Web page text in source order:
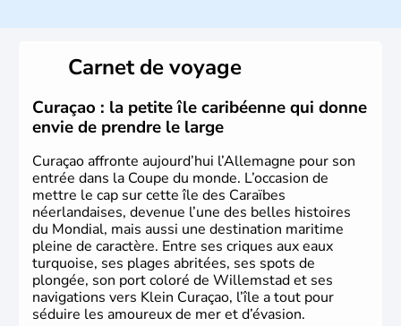
lesquelles bénéficient d'une grande autonomie. Le pays
peut se targuer de grands noms qu'il a vu naître dans tous
les domaines, des arts à la politique en passant par la
philosophie. Hertz, Gutenberg, Heidegger, Thomas Mann,
Herman Hesse ou bien Hegel en font partie.
Carnet de voyage
Curaçao : la petite île caribéenne qui donne
envie de prendre le large
Curaçao affronte aujourd’hui l’Allemagne pour son
entrée dans la Coupe du monde. L’occasion de
mettre le cap sur cette île des Caraïbes
néerlandaises, devenue l’une des belles histoires
du Mondial, mais aussi une destination maritime
pleine de caractère. Entre ses criques aux eaux
turquoise, ses plages abritées, ses spots de
plongée, son port coloré de Willemstad et ses
navigations vers Klein Curaçao, l’île a tout pour
séduire les amoureux de mer et d’évasion.